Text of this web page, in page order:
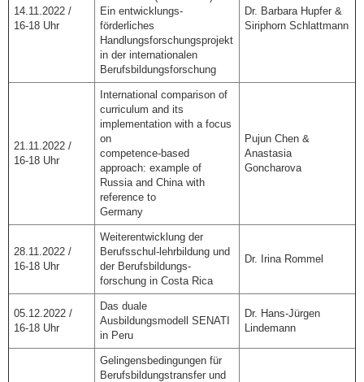
14.11.2022 /
16-18 Uhr
Ein entwicklungs-
förderliches
Handlungsforschungsprojekt
in der internationalen
Berufsbildungsforschung
Dr. Barbara Hupfer &
Siriphorn Schlattmann
21.11.2022 /
16-18 Uhr
International comparison of
curriculum and its
implementation with a focus
on
competence-based
approach: example of
Russia and China with
reference to
Germany
Pujun Chen &
Anastasia
Goncharova
28.11.2022 /
16-18 Uhr
Weiterentwicklung der
Berufsschul-lehrbildung und
der Berufsbildungs-
forschung in Costa Rica
Dr. Irina Rommel
05.12.2022 /
16-18 Uhr
Das duale
Ausbildungsmodell SENATI
in Peru
Dr. Hans-Jürgen
Lindemann
Gelingensbedingungen für
Berufsbildungstransfer und